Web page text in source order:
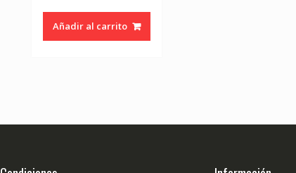
Añadir al carrito